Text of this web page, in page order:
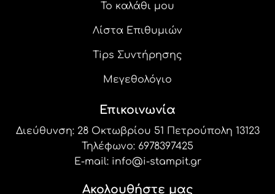
Το καλάθι μου
Λίστα Επιθυμιών
Tips Συντήρησης
Μεγεθολόγιο
Επικοινωνία
Διεύθυνση: 28 Οκτωβρίου 51 Πετρούπολη 13123
Τηλέφωνο: 6978397425
E-mail: info@i-stampit.gr
Ακολουθήστε μας